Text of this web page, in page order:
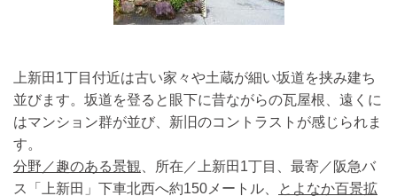
上新田1丁目付近は古い家々や土蔵が細い坂道を挟み建ち
並びます。坂道を登ると眼下に昔ながらの瓦屋根、遠くに
はマンション群が並び、新旧のコントラストが感じられま
す。
分野／趣のある景観 、所在／上新田1丁目、最寄／阪急バ
ス「上新田」下車北西へ約150メートル、
とよなか百景拡